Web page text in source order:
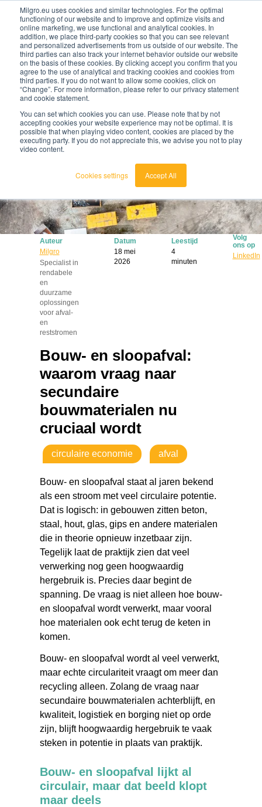
Milgro.eu uses cookies and similar technologies. For the optimal
functioning of our website and to improve and optimize visits and
online marketing, we use functional and analytical cookies. In
addition, we place third-party cookies so that you can see relevant
and personalized advertisements from us outside of our website. The
third parties can also track your internet behavior outside our website
on the basis of these cookies. By clicking accept you confirm that you
agree to the use of analytical and tracking cookies and cookies from
third parties. If you do not want to allow some cookies, click on
“Change”. For more information, please refer to our privacy statement
and cookie statement.
You can set which cookies you can use. Please note that by not
accepting cookies your website experience may not be optimal. It is
possible that when playing video content, cookies are placed by the
executing party. If you do not appreciate this, we advise you not to play
video content.
Cookies settings Accept All
nl
🔥Grondstoffen worden schaarser en duurder. Weet
jij waar jouw organisatie kwetsbaar is en wat je
eraan kunt doen?
Bekijk de Grondstoffenbarometer
Auteur
Milgro
Specialist in
rendabele
en
duurzame
oplossingen
voor afval-
en
reststromen
Datum
18 mei
2026
Leestijd
4
minuten
Volg
ons op
LinkedIn
Bouw- en sloopafval:
waarom vraag naar
secundaire
bouwmaterialen nu
cruciaal wordt
circulaire economie afval
Bouw- en sloopafval staat al jaren bekend
als een stroom met veel circulaire potentie.
Dat is logisch: in gebouwen zitten beton,
staal, hout, glas, gips en andere materialen
die in theorie opnieuw inzetbaar zijn.
Tegelijk laat de praktijk zien dat veel
verwerking nog geen hoogwaardig
hergebruik is. Precies daar begint de
spanning. De vraag is niet alleen hoe bouw-
en sloopafval wordt verwerkt, maar vooral
hoe materialen ook echt terug de keten in
komen.
Bouw- en sloopafval wordt al veel verwerkt,
maar echte circulariteit vraagt om meer dan
recycling alleen. Zolang de vraag naar
secundaire bouwmaterialen achterblijft, en
kwaliteit, logistiek en borging niet op orde
zijn, blijft hoogwaardig hergebruik te vaak
steken in potentie in plaats van praktijk.
Bouw- en sloopafval lijkt al
circulair, maar dat beeld klopt
maar deels